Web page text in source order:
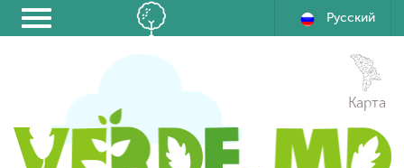
Русский
Карта